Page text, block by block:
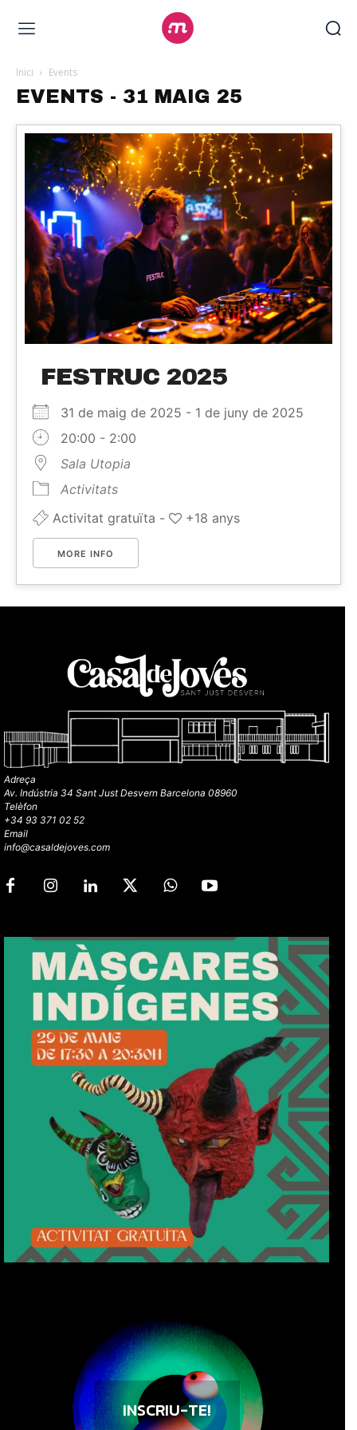
Inici Events
EVENTS - 31 MAIG 25
FESTRUC 2025
31 de maig de 2025 - 1 de juny de 2025
20:00 - 2:00
Sala Utopia
Activitats
Activitat gratuïta -
+18 anys
MORE INFO
Adreça
Av. Indústria 34 Sant Just Desvern Barcelona 08960
Telèfon
+34 93 371 02 52
Email
info@casaldejoves.com
INSCRIU-TE!